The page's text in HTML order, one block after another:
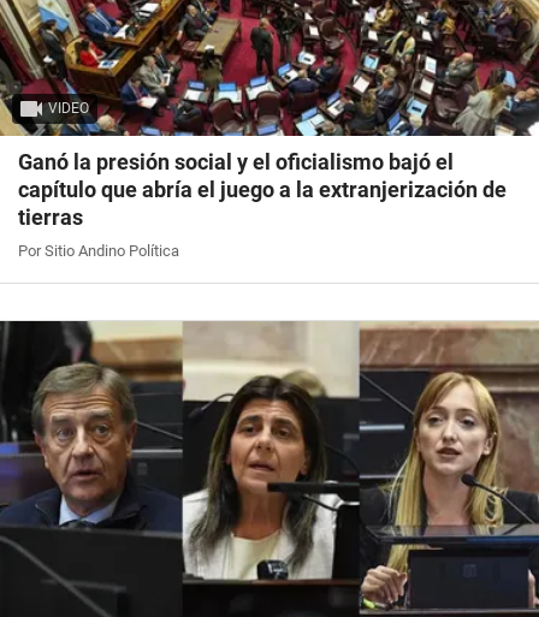
VIDEO
Ganó la presión social y el oficialismo bajó el
capítulo que abría el juego a la extranjerización de
tierras
Por Sitio Andino Política